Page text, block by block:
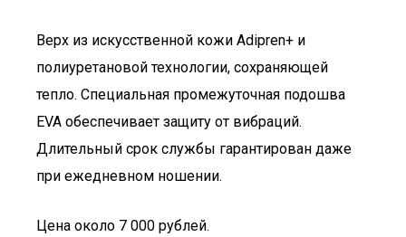
Верх из искусственной кожи Adipren+ и
полиуретановой технологии, сохраняющей
тепло. Специальная промежуточная подошва
EVA обеспечивает защиту от вибраций.
Длительный срок службы гарантирован даже
при ежедневном ношении.
Цена около 7 000 рублей.